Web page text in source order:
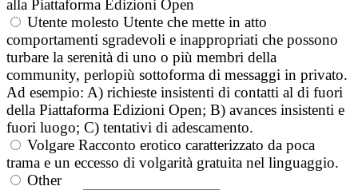
alla Piattaforma Edizioni Open
Utente molesto Utente che mette in atto
comportamenti sgradevoli e inappropriati che possono
turbare la serenità di uno o più membri della
community, perlopiù sottoforma di messaggi in privato.
Ad esempio: A) richieste insistenti di contatti al di fuori
della Piattaforma Edizioni Open; B) avances insistenti e
fuori luogo; C) tentativi di adescamento.
Volgare Racconto erotico caratterizzato da poca
trama e un eccesso di volgarità gratuita nel linguaggio.
Other